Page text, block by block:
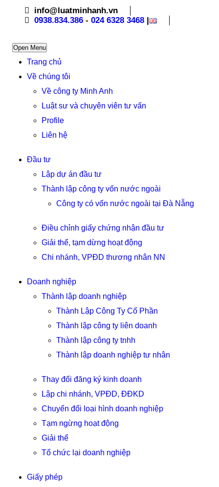
info@luatminhanh.vn
0938.834.386 - 024 6328 3468 |
Open Menu
Trang chủ
Về chúng tôi
Về công ty Minh Anh
Luật sư và chuyên viên tư vấn
Profile
Liên hệ
Đầu tư
Lập dự án đầu tư
Thành lập công ty vốn nước ngoài
Công ty có vốn nước ngoài tại Đà Nẵng
Điều chỉnh giấy chứng nhận đầu tư
Giải thể, tạm dừng hoạt động
Chi nhánh, VPĐD thương nhân NN
Doanh nghiệp
Thành lập doanh nghiệp
Thành Lập Công Ty Cổ Phần
Thành lập công ty liên doanh
Thành lập công ty tnhh
Thành lập doanh nghiệp tư nhân
Thay đổi đăng ký kinh doanh
Lập chi nhánh, VPĐD, ĐĐKD
Chuyển đổi loại hình doanh nghiệp
Tạm ngừng hoạt động
Giải thể
Tổ chức lại doanh nghiệp
Giấy phép